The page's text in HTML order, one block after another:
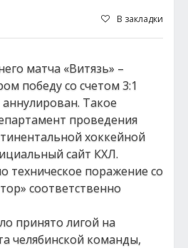
В закладки
матча «Витязь» –
победу со счетом 3:1
Такое
проведения
хоккейной
сайт КХЛ.
техническое поражение со
соответственно
принято лигой на
челябинской команды,